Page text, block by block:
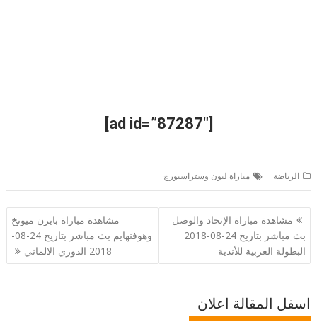
[ad id=”87287″]
الرياضة مباراة ليون وستراسبورج
تصفّح
المقالات
مشاهدة مباراة الإتحاد والوصل
بث مباشر بتاريخ 24-08-2018
البطولة العربية للأندية
مشاهدة مباراة بايرن ميونخ
وهوفنهايم بث مباشر بتاريخ 24-08-
2018 الدوري الالماني
اسفل المقالة اعلان